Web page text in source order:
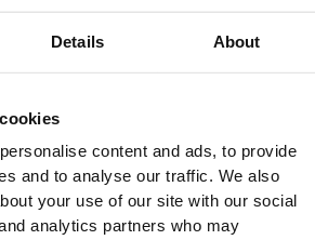
Details About
content and ads, to provide
and to analyse our traffic. We also
your use of our site with our social
analytics partners who may
e adicione os ingredientes líquidos,
vara de arames até obter uma
e sem grumos.